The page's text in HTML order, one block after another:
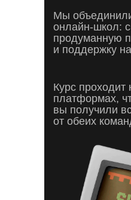
Мы
онлайн-школ:
продуманную
и поддержку
Курс проходит
платформах,
вы получили
от обеих